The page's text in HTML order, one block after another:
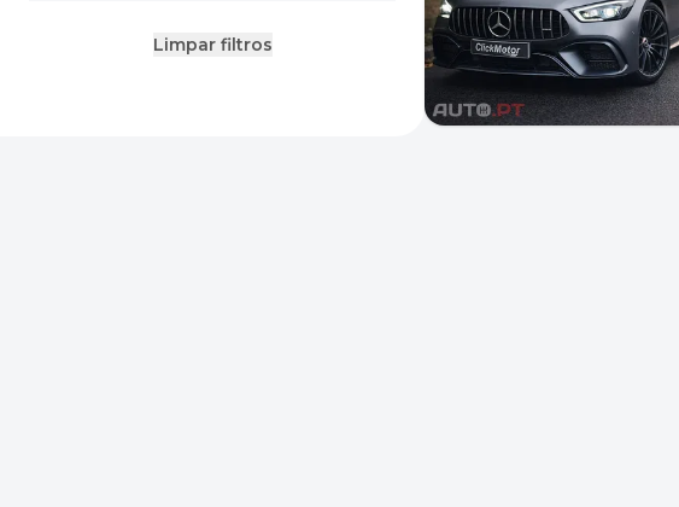
Limpar filtros